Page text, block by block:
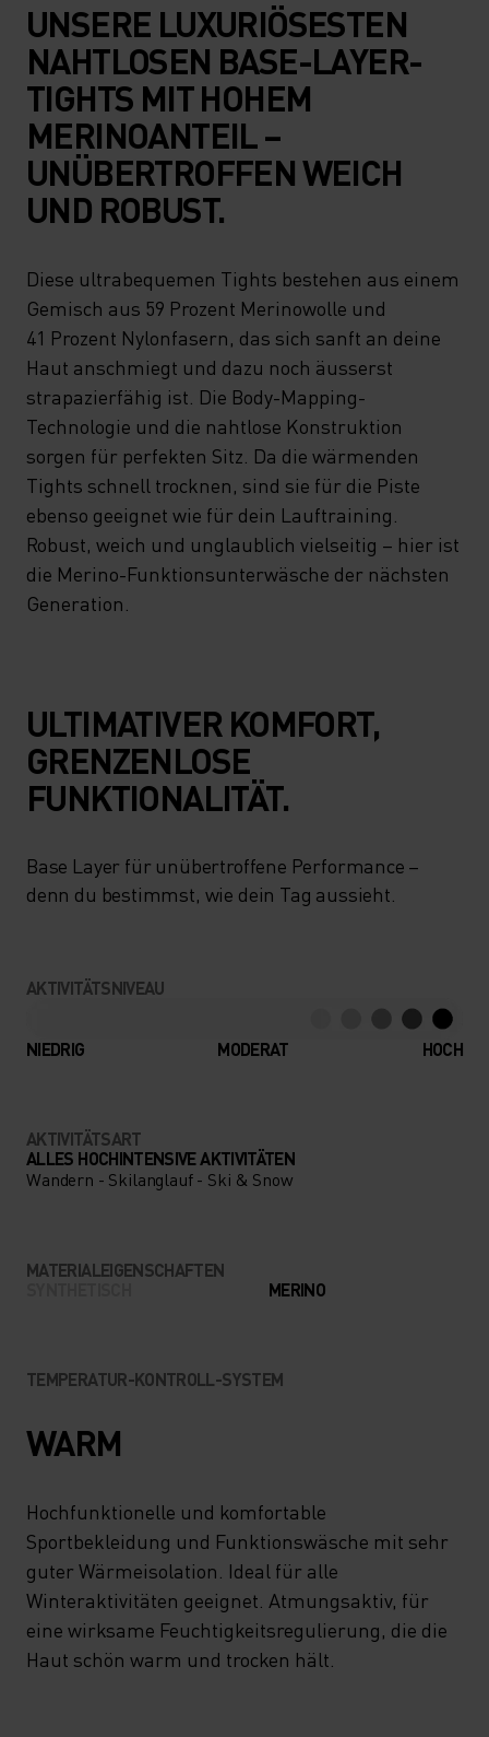
UNSERE LUXURIÖSESTEN
NAHTLOSEN BASE-LAYER-
TIGHTS MIT HOHEM
MERINOANTEIL –
UNÜBERTROFFEN WEICH
UND ROBUST.
Diese ultrabequemen Tights bestehen aus einem
Gemisch aus 59 Prozent Merinowolle und
41 Prozent Nylonfasern, das sich sanft an deine
Haut anschmiegt und dazu noch äusserst
strapazierfähig ist. Die Body-Mapping-
Technologie und die nahtlose Konstruktion
sorgen für perfekten Sitz. Da die wärmenden
Tights schnell trocknen, sind sie für die Piste
ebenso geeignet wie für dein Lauftraining.
Robust, weich und unglaublich vielseitig – hier ist
die Merino-Funktionsunterwäsche der nächsten
Generation.
ULTIMATIVER KOMFORT,
GRENZENLOSE
FUNKTIONALITÄT.
Base Layer für unübertroffene Performance –
denn du bestimmst, wie dein Tag aussieht.
AKTIVITÄTSNIVEAU
NIEDRIG MODERAT HOCH
AKTIVITÄTSART
ALLES HOCHINTENSIVE AKTIVITÄTEN
Wandern - Skilanglauf - Ski & Snow
MATERIALEIGENSCHAFTEN
MERINO
TEMPERATUR-KONTROLL-SYSTEM
WARM
Hochfunktionelle und komfortable
Sportbekleidung und Funktionswäsche mit sehr
guter Wärmeisolation. Ideal für alle
Winteraktivitäten geeignet. Atmungsaktiv, für
eine wirksame Feuchtigkeitsregulierung, die die
Haut schön warm und trocken hält.